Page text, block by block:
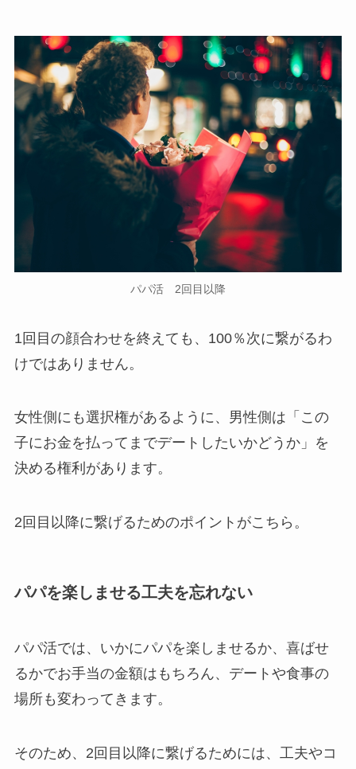
パパ活 2回目以降
1回目の顔合わせを終えても、100％次に繋がるわ
けではありません。
女性側にも選択権があるように、男性側は「この
子にお金を払ってまでデートしたいかどうか」を
決める権利があります。
2回目以降に繋げるためのポイントがこちら。
パパを楽しませる工夫を忘れない
パパ活では、いかにパパを楽しませるか、喜ばせ
るかでお手当の金額はもちろん、デートや食事の
場所も変わってきます。
そのため、2回目以降に繋げるためには、工夫やコ